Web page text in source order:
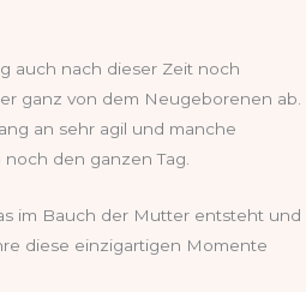
auch nach dieser Zeit noch
ganz von dem Neugeborenen ab.
an sehr agil und manche
den ganzen Tag.
im Bauch der Mutter entsteht und
diese einzigartigen Momente